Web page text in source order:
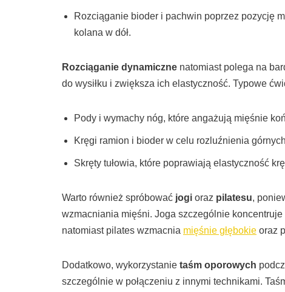
Rozciąganie bioder i pachwin poprzez pozycję
kolana w dół.
Rozciąganie dynamiczne natomiast polega na
do wysiłku i zwiększa ich elastyczność. Typowe
Pody i wymachy nóg, które angażują mięśnie
Kręgi ramion i bioder w celu rozluźnienia
Skręty tułowia, które poprawiają elastyczność
Warto również spróbować jogi oraz pilatesu,
wzmacniania mięśni. Joga szczególnie
natomiast pilates wzmacnia mięśnie głębokie oraz
Dodatkowo, wykorzystanie taśm oporowych
szczególnie w połączeniu z innymi technikami.